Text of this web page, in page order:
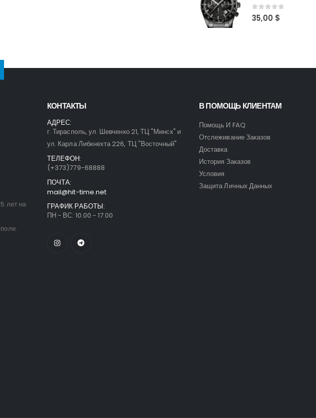
0out of 5
35,00 $
лет на
КОНТАКТЫ
АДРЕС:
г. Тирасполь, ул. Шевченко 21, ТЦ "Минск" и
ул. Карла Либкнехта 226, ТЦ "Восточный"
ТЕЛЕФОН:
(+373)779-68888
ПОЧТА:
mail@hit-time.net
ГРАФИК РАБОТЫ:
ПН - ВС: 10.00 - 17.00
В ПОМОЩЬ КЛИЕНТАМ
Помощь И FAQ
Отслеживание Заказов
Доставка
История Заказов
Условия
Защита Личных Данных